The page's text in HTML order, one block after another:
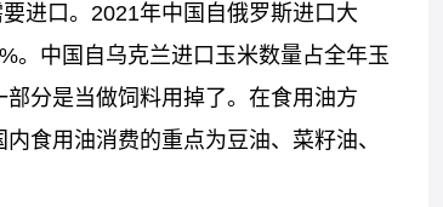
进口。2021年中国自俄罗斯进口大
。中国自乌克兰进口玉米数量占全年玉
分是当做饲料用掉了。在食用油方
食用油消费的重点为豆油、菜籽油、